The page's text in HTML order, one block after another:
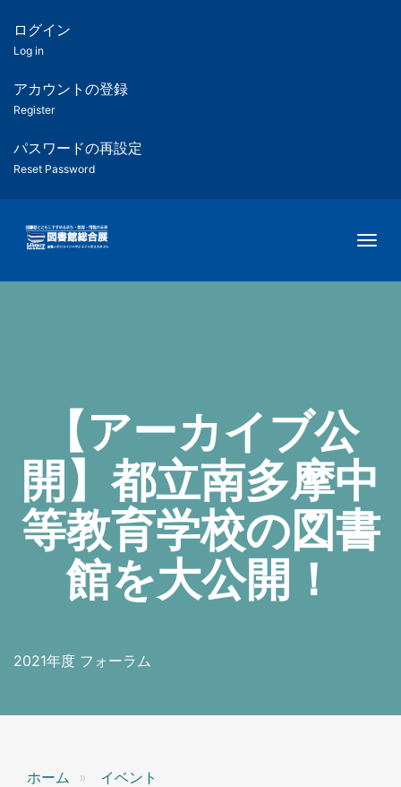
ツ
匿
名
ユ
ー
ー
用
メ
ログイン
Log in
アカウントの登録
Register
パスワードの再設定
Reset Password
【アーカイブ公
開】都立南多摩中
等教育学校の図書
館を大公開！
2021年度 フォーラム
ホーム イベント